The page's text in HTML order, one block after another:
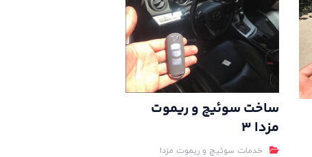
ساخت سوئیچ و ریموت
مزدا 3
خدمات سوئیچ و ریموت مزدا